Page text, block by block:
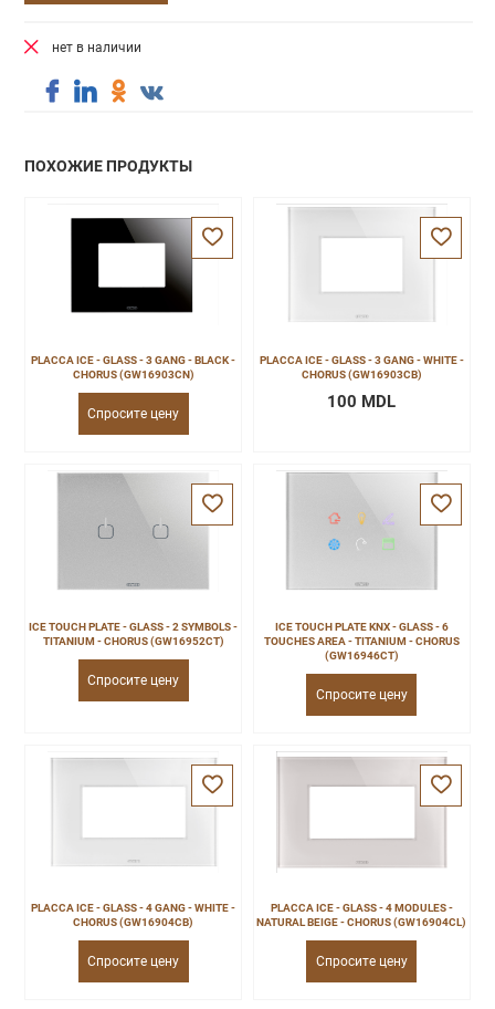
нет в наличии
ПОХОЖИЕ ПРОДУКТЫ
PLACCA ICE - GLASS - 3 GANG - BLACK -
CHORUS (GW16903CN)
Спросите цену
PLACCA ICE - GLASS - 3 GANG - WHITE -
CHORUS (GW16903CB)
100 MDL
ICE TOUCH PLATE - GLASS - 2 SYMBOLS -
TITANIUM - CHORUS (GW16952CT)
Спросите цену
ICE TOUCH PLATE KNX - GLASS - 6
TOUCHES AREA - TITANIUM - CHORUS
(GW16946CT)
Спросите цену
PLACCA ICE - GLASS - 4 GANG - WHITE -
CHORUS (GW16904CB)
Спросите цену
PLACCA ICE - GLASS - 4 MODULES -
NATURAL BEIGE - CHORUS (GW16904CL)
Спросите цену